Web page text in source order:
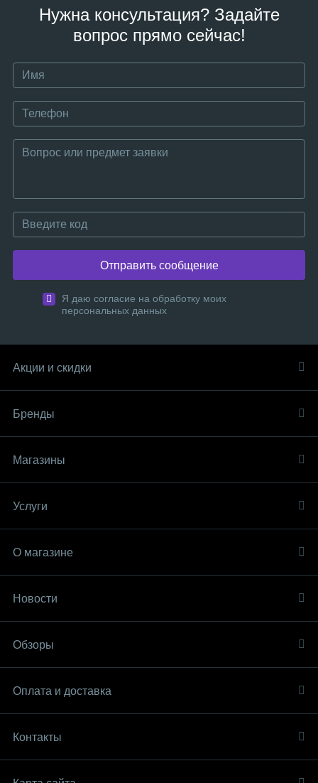
Нужна консультация? Задайте
вопрос прямо сейчас!
Отправить сообщение
Я даю согласие на обработку моих
персональных данных
Акции и скидки
Бренды
Магазины
Услуги
О магазине
Новости
Обзоры
Оплата и доставка
Контакты